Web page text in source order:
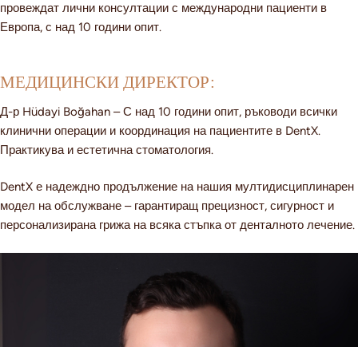
провеждат лични консултации с международни пациенти в
Европа, с над 10 години опит.
МЕДИЦИНСКИ ДИРЕКТОР:
Д-р Hüdayi Boğahan – С над 10 години опит, ръководи всички
клинични операции и координация на пациентите в DentX.
Практикува и естетична стоматология.
DentX е надеждно продължение на нашия мултидисциплинарен
модел на обслужване – гарантиращ прецизност, сигурност и
персонализирана грижа на всяка стъпка от денталното лечение.